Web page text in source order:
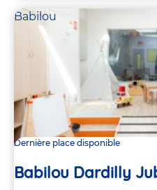
Babilou
Dernière place disponible
Babilou Dardilly